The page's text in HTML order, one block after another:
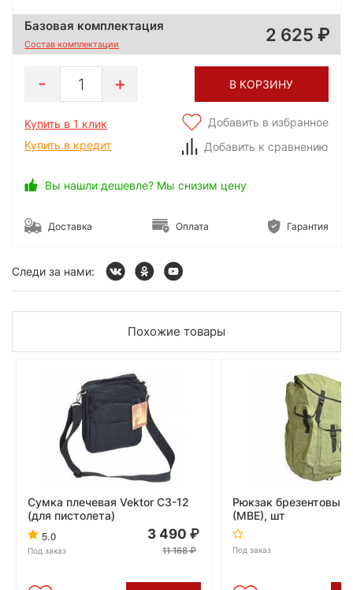
Базовая комплектация
Состав комплектации 2 625
1 В КОРЗИНУ
Купить в 1 клик
Купить в кредит
Добавить в избранное
Добавить к сравнению
Вы нашли дешевле? Мы снизим цену
Доставка Оплата Гарантия
Следи за нами:
Похожие товары
Сумка плечевая Vektor СЗ-12
(для пистолета)
5.0
Под заказ
3 490
11 168
Рюкзак брезентовый,
(МВЕ), шт
Под заказ